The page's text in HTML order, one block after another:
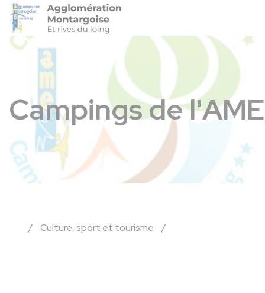
Campings de l'AME
/ Culture, sport et tourisme /